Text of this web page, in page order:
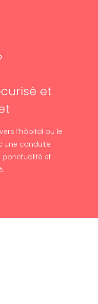
et
l’hôpital ou le
une conduite
ponctualité et